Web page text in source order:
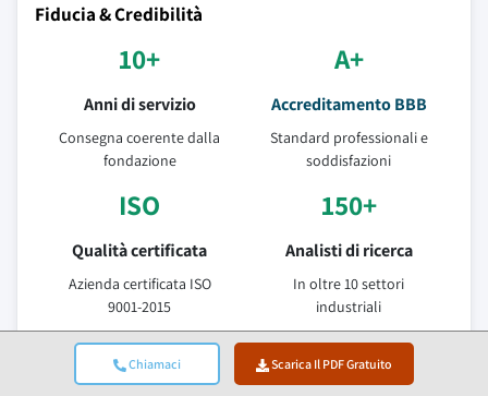
Chiamaci Scarica Il PDF Gratuito
Fiducia & Credibilità
10+
Anni di servizio
Consegna coerente dalla
fondazione
A+
Accreditamento BBB
Standard professionali e
soddisfazioni
ISO
Qualità certificata
Azienda certificata ISO
9001-2015
150+
Analisti di ricerca
In oltre 10 settori
industriali
95%